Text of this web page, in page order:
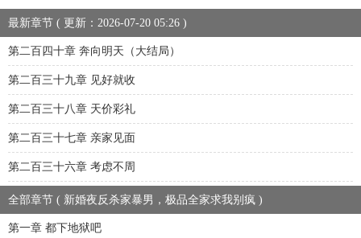
最新章节 ( 更新：2026-07-20 05:26 )
第二百四十章 奔向明天（大结局）
第二百三十九章 见好就收
第二百三十八章 天价彩礼
第二百三十七章 亲家见面
第二百三十六章 考虑不周
全部章节 ( 新婚夜反杀家暴男，极品全家求我别疯 )
第一章 都下地狱吧